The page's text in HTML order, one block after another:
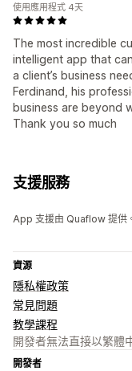
The most incredible
intelligent app that
a client’s business
Ferdinand, his
business are beyond
Thank you so much
使用應用程式 4天
支援服務
App 支援由 Quaflow 提供
資源
隱私權政策
常見問題
教學課程
開發者無法直接以繁體
開發者